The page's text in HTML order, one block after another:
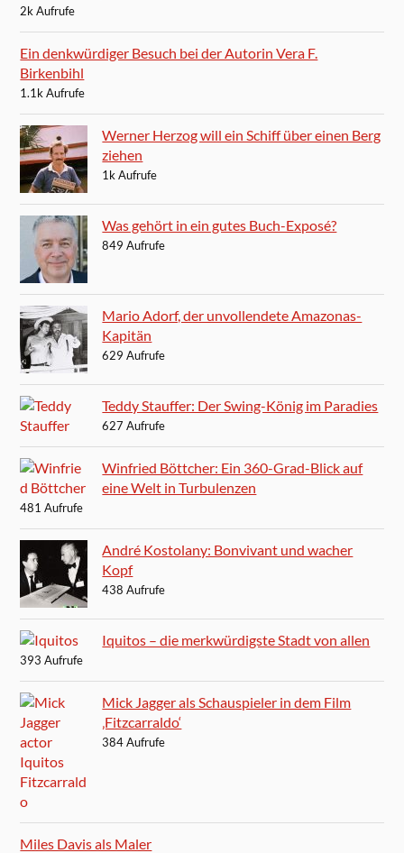
2k Aufrufe
Ein denkwürdiger Besuch bei der Autorin Vera F.
Birkenbihl
1.1k Aufrufe
Werner Herzog will ein Schiff über einen Berg
ziehen
1k Aufrufe
Was gehört in ein gutes Buch-Exposé?
849 Aufrufe
Mario Adorf, der unvollendete Amazonas-
Kapitän
629 Aufrufe
Teddy Stauffer: Der Swing-König im Paradies
627 Aufrufe
Winfried Böttcher: Ein 360-Grad-Blick auf
eine Welt in Turbulenzen
481 Aufrufe
André Kostolany: Bonvivant und wacher
Kopf
438 Aufrufe
Iquitos – die merkwürdigste Stadt von allen
393 Aufrufe
Mick Jagger als Schauspieler in dem Film
‚Fitzcarraldo‘
384 Aufrufe
Miles Davis als Maler